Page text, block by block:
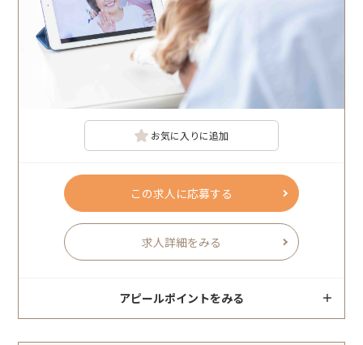
お気に入りに追加
この求人に応募する
求人詳細をみる
アピールポイントをみる